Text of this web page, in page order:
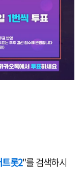
롯2"를 검색하시